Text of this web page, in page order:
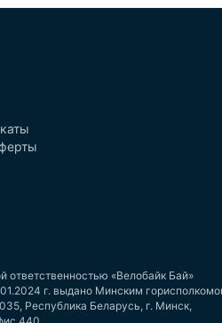
ответственностью «Велобайк Бай»
г. выдано Минским
Республика Беларусь, г. Минск,